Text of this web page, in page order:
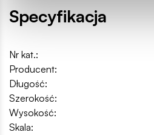
Specyfikacja
Nr kat.:
Producent:
Długość:
Szerokość:
Wysokość:
Skala: